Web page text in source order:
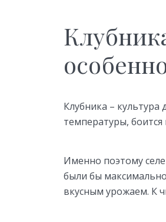
Клубника –
температуры,
Именно поэтому
были бы
вкусным урожаем. К